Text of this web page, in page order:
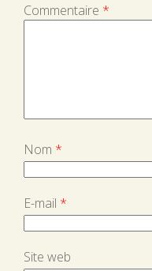
Commentaire *
Nom *
E-mail *
Site web